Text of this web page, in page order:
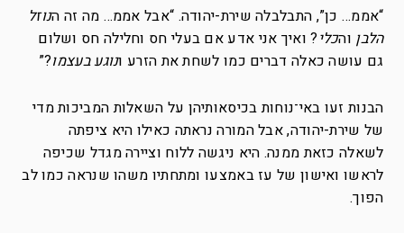
“אממ… כן”, התבלבלה שירת-יהודה. “אבל אממ… מה זה הנוזל
הלבן והכלי? ואיך אני אדע אם בעלי חס וחלילה חס ושלום
גם עושה כאלה דברים כמו לשחת את הזרע ונוגע בעצמו?”
הבנות זעו באי־נוחות בכיסאותיהן על השאלות המביכות מדי
של שירת-יהודה, אבל המורה נראתה כאילו היא ציפתה
לשאלה כזאת ממנה. היא ניגשה ללוח וציירה מגדל שכיפה
לראשו ואישון של עז באמצעו ומתחתיו משהו שנראה כמו לב
הפוך.